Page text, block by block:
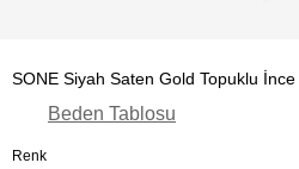
SONE Siyah Saten Gold Topuklu İnce
Beden Tablosu
Renk